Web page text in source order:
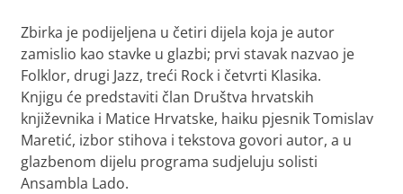
Zbirka je podijeljena u četiri dijela koja je autor
zamislio kao stavke u glazbi; prvi stavak nazvao je
Folklor, drugi Jazz, treći Rock i četvrti Klasika.
Knjigu će predstaviti član Društva hrvatskih
književnika i Matice Hrvatske, haiku pjesnik Tomislav
Maretić, izbor stihova i tekstova govori autor, a u
glazbenom dijelu programa sudjeluju solisti
Ansambla Lado.